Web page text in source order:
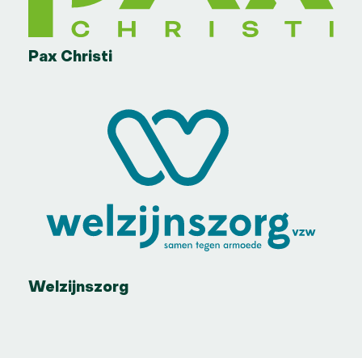
Pax Christi
Welzijnszorg